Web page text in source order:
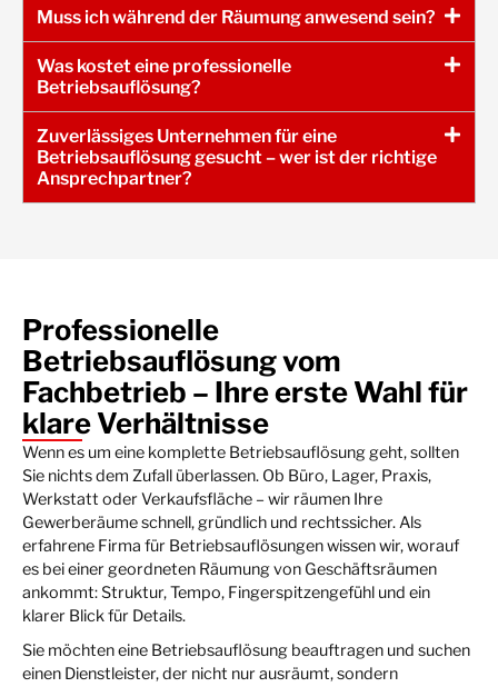
Muss ich während der Räumung anwesend sein?
Was kostet eine professionelle
Betriebsauflösung?
Zuverlässiges Unternehmen für eine
Betriebsauflösung gesucht – wer ist der richtige
Ansprechpartner?
Professionelle
Betriebsauflösung vom
Fachbetrieb – Ihre erste Wahl für
klare Verhältnisse
Wenn es um eine komplette Betriebsauflösung geht, sollten
Sie nichts dem Zufall überlassen. Ob Büro, Lager, Praxis,
Werkstatt oder Verkaufsfläche – wir räumen Ihre
Gewerberäume schnell, gründlich und rechtssicher. Als
erfahrene Firma für Betriebsauflösungen wissen wir, worauf
es bei einer geordneten Räumung von Geschäftsräumen
ankommt: Struktur, Tempo, Fingerspitzengefühl und ein
klarer Blick für Details.
Sie möchten eine Betriebsauflösung beauftragen und suchen
einen Dienstleister, der nicht nur ausräumt, sondern